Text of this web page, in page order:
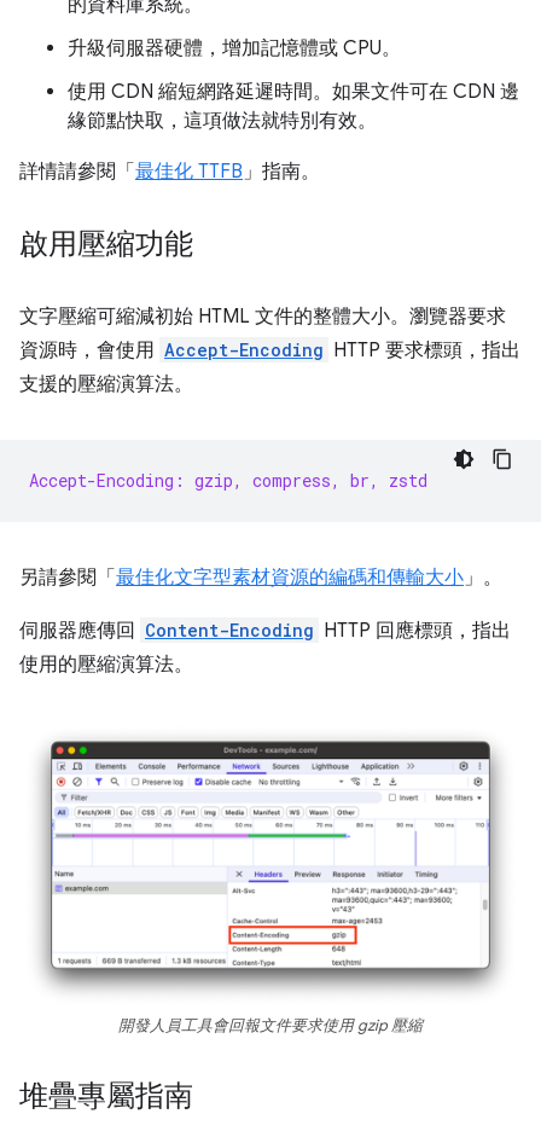
的資料庫系統。
升級伺服器硬體，增加記憶體或 CPU。
使用 CDN 縮短網路延遲時間。如果文件可在 CDN 邊
緣節點快取，這項做法就特別有效。
詳情請參閱「 最佳化 TTFB」指南。
啟用壓縮功能
文字壓縮可縮減初始 HTML 文件的整體大小。瀏覽器要求
資源時，會使用 Accept-Encoding HTTP 要求標頭，指出
支援的壓縮演算法。
Accept-Encoding: gzip, compress, br, zstd
另請參閱「 最佳化文字型素材資源的編碼和傳輸大小」。
伺服器應傳回 Content-Encoding HTTP 回應標頭，指出
使用的壓縮演算法。
開發人員工具會回報文件要求使用 gzip 壓縮
堆疊專屬指南